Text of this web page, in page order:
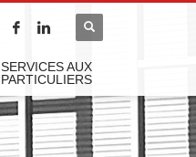
SERVICES AUX
PARTICULIERS